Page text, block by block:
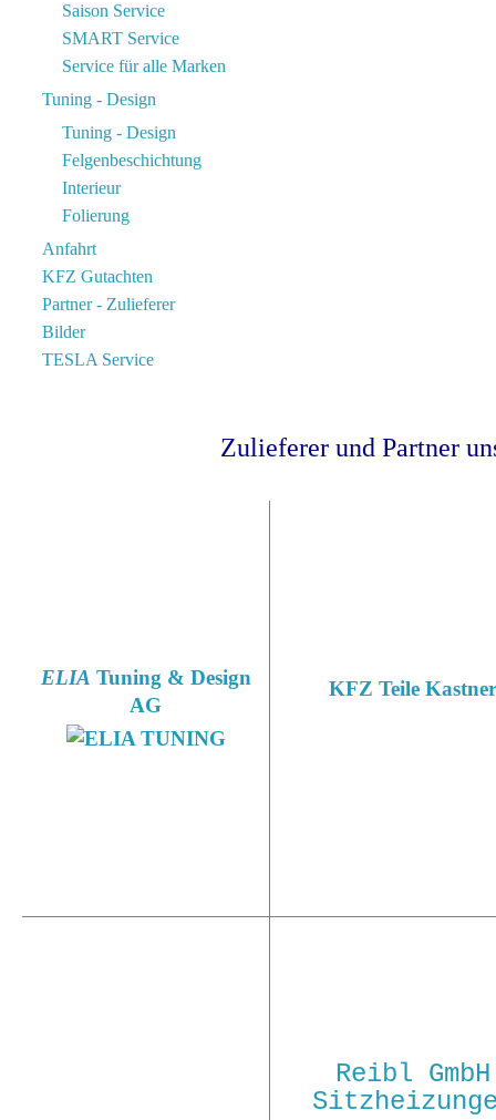
Saison Service
SMART Service
Service für alle Marken
Tuning - Design
Tuning - Design
Felgenbeschichtung
Interieur
Folierung
Anfahrt
KFZ Gutachten
Partner - Zulieferer
Bilder
TESLA Service
Zulieferer und Partner
ELIA Tuning & Design
AG
KFZ Teile Kastner
Reibl GmbH